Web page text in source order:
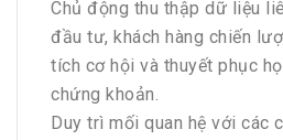
Chủ động thu thập dữ liệu
đầu tư, khách hàng chiến
tích cơ hội và thuyết phục
chứng khoản.
Duy trì mối quan hệ với các